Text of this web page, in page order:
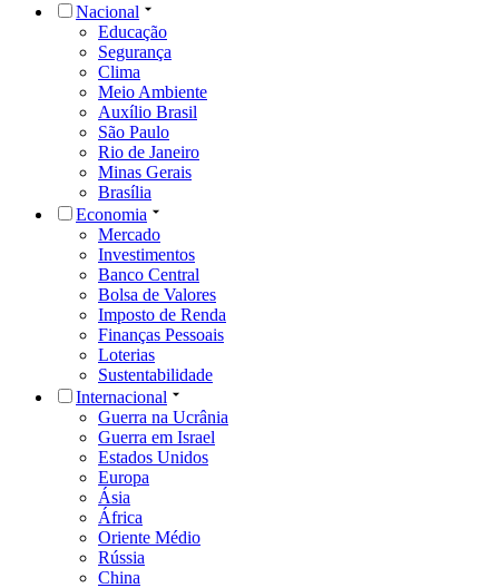
Nacional
Educação
Segurança
Clima
Meio Ambiente
Auxílio Brasil
São Paulo
Rio de Janeiro
Minas Gerais
Brasília
Economia
Mercado
Investimentos
Banco Central
Bolsa de Valores
Imposto de Renda
Finanças Pessoais
Loterias
Sustentabilidade
Internacional
Guerra na Ucrânia
Guerra em Israel
Estados Unidos
Europa
Ásia
África
Oriente Médio
Rússia
China